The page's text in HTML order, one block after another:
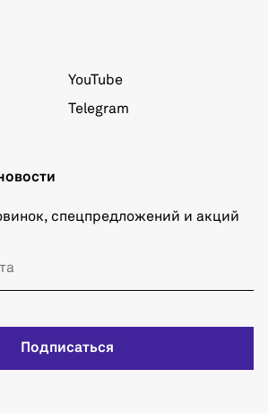
YouTube
Telegram
спецпредложений и акций
Подписаться